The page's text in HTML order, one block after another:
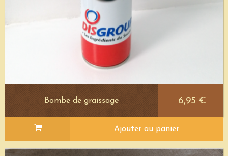
Bombe de graissage 6,95 €
Ajouter au panier